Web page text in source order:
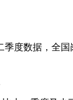
度数据，全